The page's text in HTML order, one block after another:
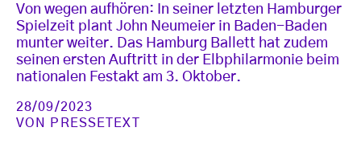
Von wegen aufhören: In seiner letzten Hamburger
Spielzeit plant John Neumeier in Baden-Baden
munter weiter. Das Hamburg Ballett hat zudem
seinen ersten Auftritt in der Elbphilarmonie beim
nationalen Festakt am 3. Oktober.
28/09/2023
VON
PRESSETEXT